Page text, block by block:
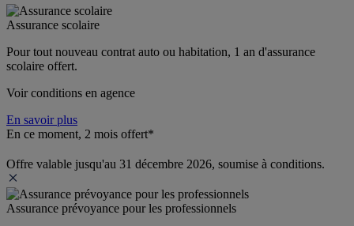
Assurance scolaire
Pour tout nouveau contrat auto ou habitation, 1 an d'assurance
scolaire offert.
Voir conditions en agence
En savoir plus
En ce moment, 2 mois offert*
Offre valable jusqu'au 31 décembre 2026, soumise à conditions.
Assurance prévoyance pour les professionnels